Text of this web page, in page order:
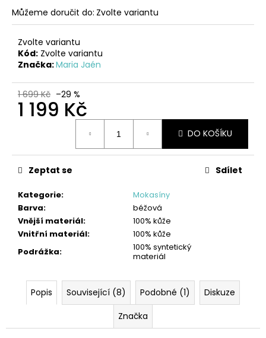
Můžeme doručit do: Zvolte variantu
Zvolte variantu
Kód: Zvolte variantu
Značka:Maria Jaén
1 699 Kč –29 %
1 199 Kč
DO KOŠÍKU
Kategorie:
Mokasíny
Barva:
béžová
Vnější materiál:
100% kůže
Vnitřní materiál:
100% kůže
Podrážka:
100% syntetický
materiál
Zeptat se Sdílet
Popis Související (8) Podobné (1)
Diskuze
Značka
BOTY
D.FRANKLIN
399